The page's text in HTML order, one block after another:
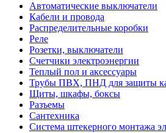
Автоматические выключатели
Кабели и провода
Распределительные коробки
Реле
Розетки, выключатели
Счетчики электроэнергии
Теплый пол и аксессуары
Трубы ПВХ, ПНД для защиты
Щиты, шкафы, боксы
Разъемы
Сантехника
Система штекерного монтажа